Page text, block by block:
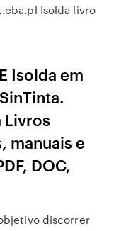
Isolda livro
Isolda em
Livros
manuais e
DOC,
discorrer